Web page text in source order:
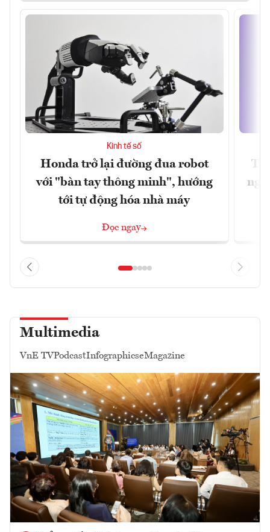
Kinh tế số
Honda trở lại đường đua robot
với "bàn tay thông minh", hướng
tới tự động hóa nhà máy
Đọc ngay
Multimedia
VnE TVPodcastInfographicseMagazine